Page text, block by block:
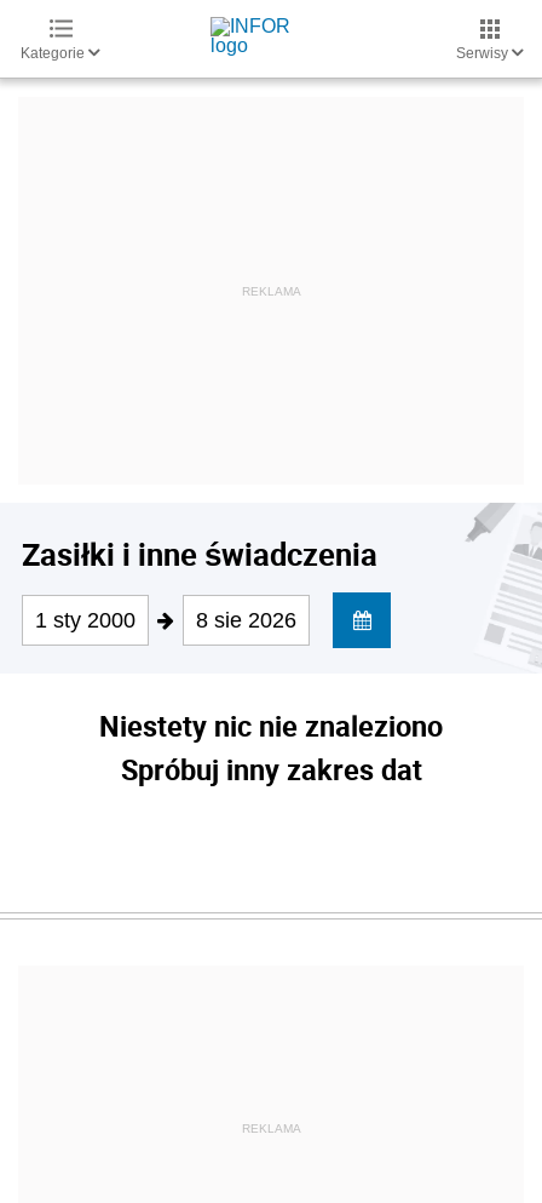
Kategorie Serwisy
Zasiłki i inne świadczenia
1 sty 2000 8 sie 2026
Niestety nic nie znaleziono
Spróbuj inny zakres dat
REKLAMA